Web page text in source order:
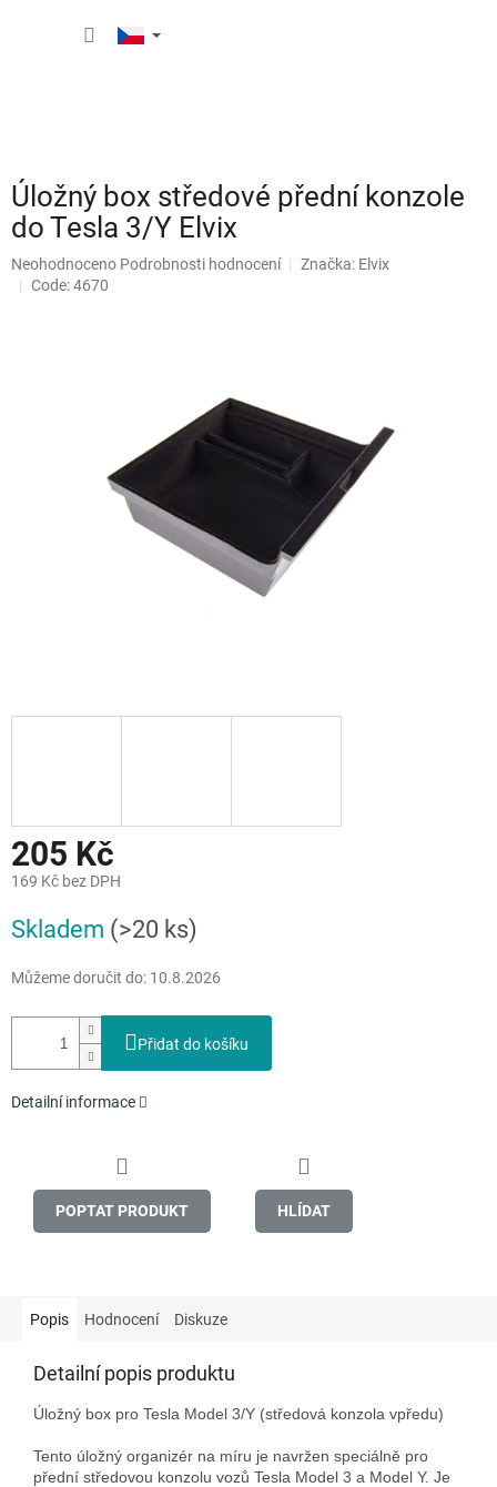
Úložný box středové přední konzole
do Tesla 3/Y Elvix
Průměrné
hodnocení
Neohodnoceno Podrobnosti hodnocení Značka: Elvix
Code: 4670
205 Kč
169 Kč bez DPH
cena:
Skladem (>20 ks)
Můžeme doručit do: 10.8.2026
Přidat do košíku
Detailní informace
POPTAT PRODUKT HLÍDAT
Popis Hodnocení Diskuze
Detailní popis produktu
Úložný box pro Tesla Model 3/Y (středová konzola vpředu)
Tento úložný organizér na míru je navržen speciálně pro
přední středovou konzolu vozů Tesla Model 3 a Model Y. Je